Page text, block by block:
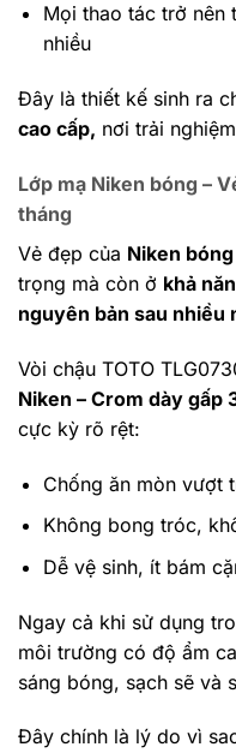
Mọi thao tác trở nên
nhiều
Đây là thiết kế sinh ra
cao cấp, nơi trải
Lớp mạ Niken bóng –
tháng
Vẻ đẹp của Niken bóng
trọng mà còn ở khả
nguyên bản sau nhiều
Vòi chậu TOTO
Niken – Crom dày gấp
cực kỳ rõ rệt:
Chống ăn mòn vượt
Không bong tróc,
Dễ vệ sinh, ít bám
Ngay cả khi sử dụng
môi trường có độ ẩm
sáng bóng, sạch sẽ và
Đây chính là lý do vì